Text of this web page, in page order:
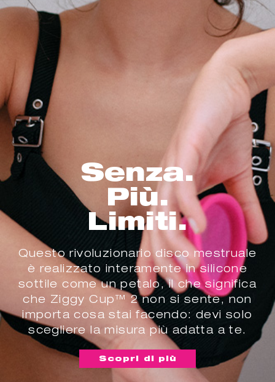
Senza.
Più.
Limiti.
Questo rivoluzionario disco mestruale
è realizzato interamente in silicone
sottile come un petalo, il che significa
che Ziggy Cup™ 2 non si sente, non
importa cosa stai facendo: devi solo
scegliere la misura più adatta a te.
Scopri di più